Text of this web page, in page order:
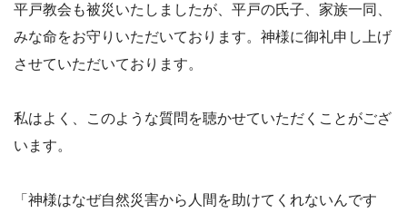
平戸教会も被災いたしましたが、平戸の氏子、家族一同、
みな命をお守りいただいております。神様に御礼申し上げ
させていただいております。
私はよく、このような質問を聴かせていただくことがござ
います。
「神様はなぜ自然災害から人間を助けてくれないんです